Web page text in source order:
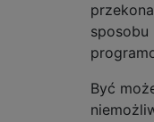
sposobu
Być